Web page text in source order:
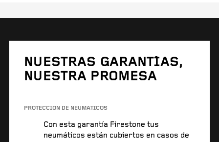
NUESTRAS GARANTÍAS,
NUESTRA PROMESA
PROTECCIÓN DE NEUMÁTICOS
Con esta garantía Firestone tus
neumáticos están cubiertos en casos de